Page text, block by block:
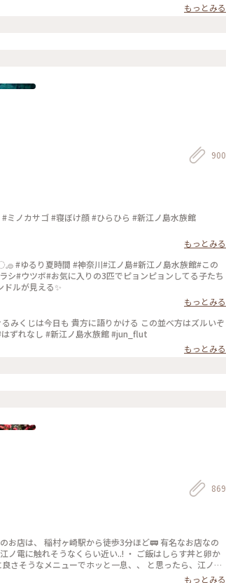
もっとみる
900
ノカサゴ #寝ぼけ顔 #ひらひら #新江ノ島水族館
もっとみる
シ#ウツボ#お気に入りの3匹でピョンピョンしてる子たち
ルが見える✨️
もっとみる
みくじは今日も 貴方に語りかける この並べ方はズルいぞ
ずれなし #新江ノ島水族館 #jun_flut
もっとみる
869
店は、 稲村ヶ崎駅から徒歩3分ほど🚃 有名なお店なの
ノ電に触れそうなくらい近い..! ・ ご飯はしらす丼と卵か
さそうなメニューでホッと一息、、 と思ったら、江ノ電
ことりっぷ #鎌倉 #鎌
もっとみる